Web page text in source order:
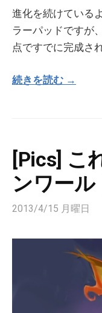
進化を続けている
ラーパッドですが
点ですでに完成さ
続きを読む →
[Pics] こ
ンワール
2013/4/15 月曜日